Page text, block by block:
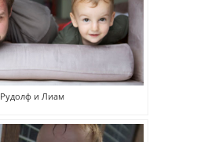
Рудолф и Лиам